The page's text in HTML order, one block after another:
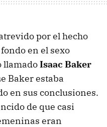
por el hecho
en el sexo
llamadoIsaac Baker
Baker estaba
en sus conclusiones.
de que casi
eran